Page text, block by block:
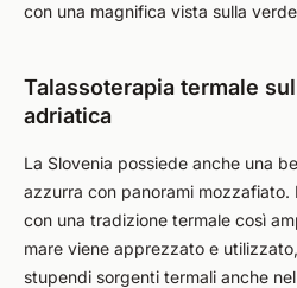
con una magnifica vista sulla
Talassoterapia termale
adriatica
La Slovenia possiede anche una
azzurra con panorami mozzafiato.
con una tradizione termale così
mare viene apprezzato e
stupendi sorgenti termali anche